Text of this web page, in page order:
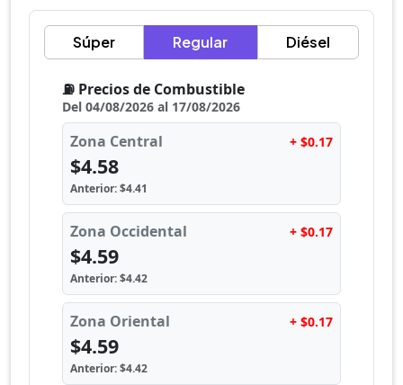
Súper Regular Diésel